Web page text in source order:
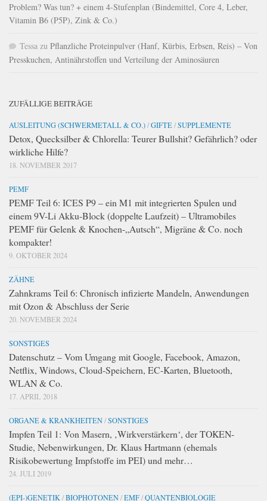
Problem? Was tun? + einem 4-Stufenplan (Bindemittel, Core 4, Leber,
Vitamin B6 (P5P), Zink & Co.)
Tessa zu Pflanzliche Proteinpulver (Hanf, Kürbis, Erbsen, Reis) – Von
Presskuchen, Antinährstoffen und Verteilung der Aminosäuren
ZUFÄLLIGE BEITRÄGE
AUSLEITUNG (SCHWERMETALL & CO.)/GIFTE/SUPPLEMENTE
Detox, Quecksilber & Chlorella: Teurer Bullshit? Gefährlich? oder
wirkliche Hilfe?
18. NOVEMBER 2017
PEMF
PEMF Teil 6: ICES P9 – ein M1 mit integrierten Spulen und
einem 9V-Li Akku-Block (doppelte Laufzeit) – Ultramobiles
PEMF für Gelenk & Knochen-„Autsch“, Migräne & Co. noch
kompakter!
9. OKTOBER 2024
ZÄHNE
Zahnkrams Teil 6: Chronisch infizierte Mandeln, Anwendungen
mit Ozon & Abschluss der Serie
20. NOVEMBER 2024
SONSTIGES
Datenschutz – Vom Umgang mit Google, Facebook, Amazon,
Netflix, Windows, Cloud-Speichern, EC-Karten, Bluetooth,
WLAN & Co.
17. APRIL 2018
ORGANE & KRANKHEITEN/SONSTIGES
Impfen Teil 1: Von Masern, ‚Wirkverstärkern‘, der TOKEN-
Studie, Nebenwirkungen, Dr. Klaus Hartmann (ehemals
Risikobewertung Impfstoffe im PEI) und mehr…
24. JULI 2019
(EPI-)GENETIK /BIOPHOTONEN/EMF/QUANTENBIOLOGIE